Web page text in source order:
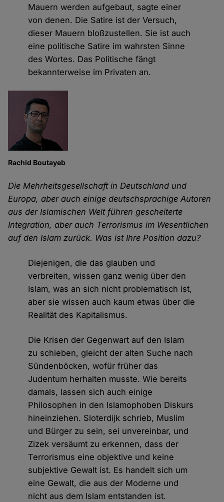
Mauern werden aufgebaut, sagte einer
von denen. Die Satire ist der Versuch,
dieser Mauern bloßzustellen. Sie ist auch
eine politische Satire im wahrsten Sinne
des Wortes. Das Politische fängt
bekannterweise im Privaten an.
Rachid Boutayeb
Die Mehrheitsgesellschaft in Deutschland und
Europa, aber auch einige deutschsprachige Autoren
aus der Islamischen Welt führen gescheiterte
Integration, aber auch Terrorismus im Wesentlichen
auf den Islam zurück. Was ist Ihre Position dazu?
Diejenigen, die das glauben und
verbreiten, wissen ganz wenig über den
Islam, was an sich nicht problematisch ist,
aber sie wissen auch kaum etwas über die
Realität des Kapitalismus.
Die Krisen der Gegenwart auf den Islam
zu schieben, gleicht der alten Suche nach
Sündenböcken, wofür früher das
Judentum herhalten musste. Wie bereits
damals, lassen sich auch einige
Philosophen in den Islamophoben Diskurs
hineinziehen. Sloterdijk schrieb, Muslim
und Bürger zu sein, sei unvereinbar, und
Zizek versäumt zu erkennen, dass der
Terrorismus eine objektive und keine
subjektive Gewalt ist. Es handelt sich um
eine Gewalt, die aus der Moderne und
nicht aus dem Islam entstanden ist.